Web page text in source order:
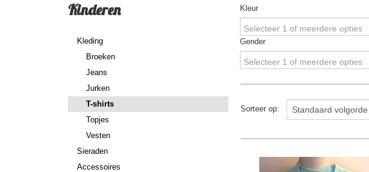
Kinderen
Kleding
Broeken
Jeans
Jurken
T-shirts
Topjes
Vesten
Sieraden
Accessoires
Kleur
Selecteer 1 of meerdere opties
Gender
Selecteer 1 of meerdere opties
Sorteer op: